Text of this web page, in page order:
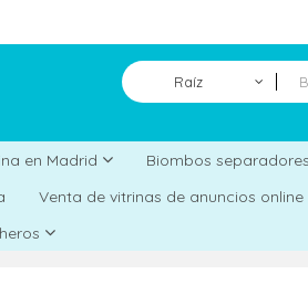
Raíz
en Madrid Biombos
Venta de vitrinas de anuncios online